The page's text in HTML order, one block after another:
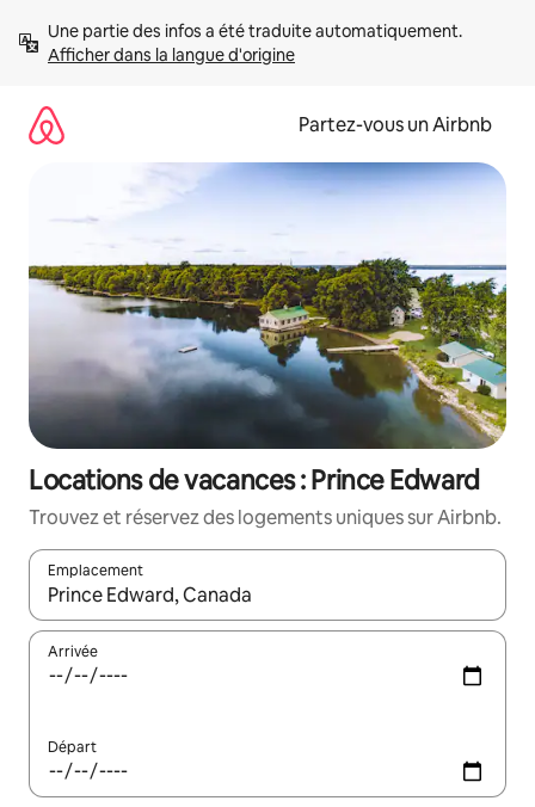
directement
Afficher dans la langue d'origine
Partez-vous un Airbnb
Locations de vacances : Prince Edward
Trouvez et réservez des logements uniques sur Airbnb.
Emplacement
Quand les résultats sont affichés, parcourez-les en utilisant
Arrivée
Départ